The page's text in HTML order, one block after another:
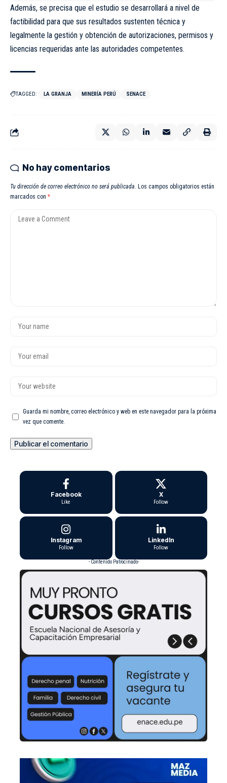
Además, se precisa que el estudio se desarrollará a nivel de
factibilidad para que sus resultados sustenten técnica y
legalmente la gestión y obtención de autorizaciones, permisos y
licencias requeridas ante las autoridades competentes.
TAGGED: LA GRANJA MINERÍA PERÚ SENACE
No hay comentarios
Tu dirección de correo electrónico no será publicada. Los campos obligatorios están
marcados con *
Guarda mi nombre, correo electrónico y web en este navegador para la próxima
vez que comente.
Facebook
Like
X
Follow
Instagram
Follow
LinkedIn
Follow
- Contenido Patrocinado-